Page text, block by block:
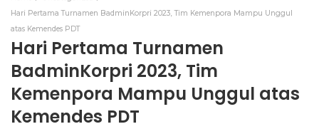
Hari Pertama Turnamen BadminKorpri 2023, Tim Kemenpora Mampu Unggul
atas Kemendes PDT
Hari Pertama Turnamen
BadminKorpri 2023, Tim
Kemenpora Mampu Unggul atas
Kemendes PDT